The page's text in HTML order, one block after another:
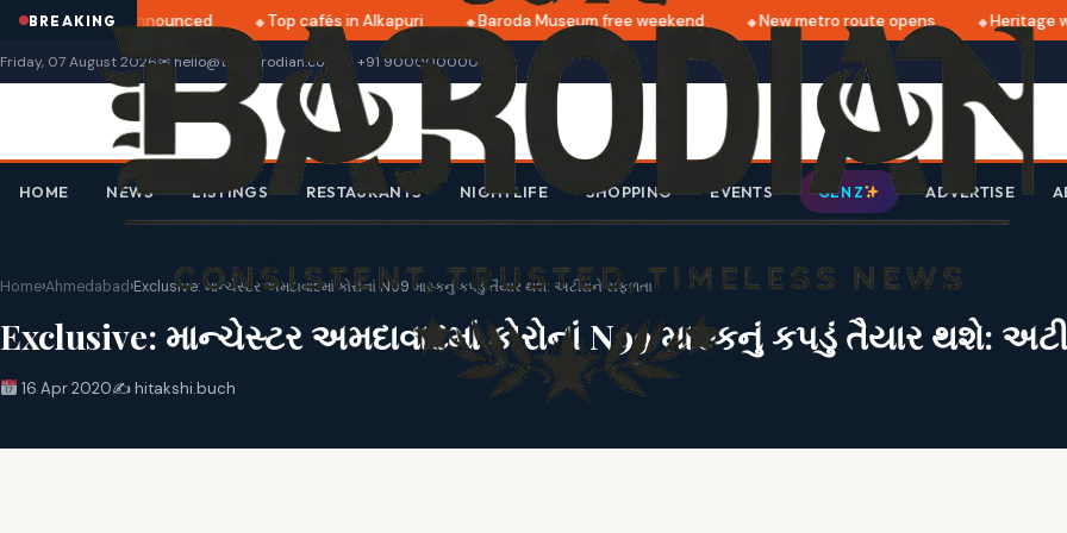
BREAKING
2025 dates announced Top cafés in Alkapuri Baroda Museum free weekend New metro route opens Heritage
Friday, 07 August 2026✉ hello@thebarodian.com +91 9000000000
HOME NEWS LISTINGS RESTAURANTS NIGHTLIFE SHOPPING EVENTS GEN Z ADVERTISE
Home›Ahmedabad›Exclusive: માન્ચેસ્ટર અમદાવાદમાં કોરોનાં N99 માસ્કનું કપડું તૈયાર થશે: અટીરાને સફળતા
Exclusive: માન્ચેસ્ટર અમદાવાદમાં કોરોનાં N99 માસ્કનું કપડું તૈયાર થશે:
16 Apr 2020✍️ hitakshi.buch